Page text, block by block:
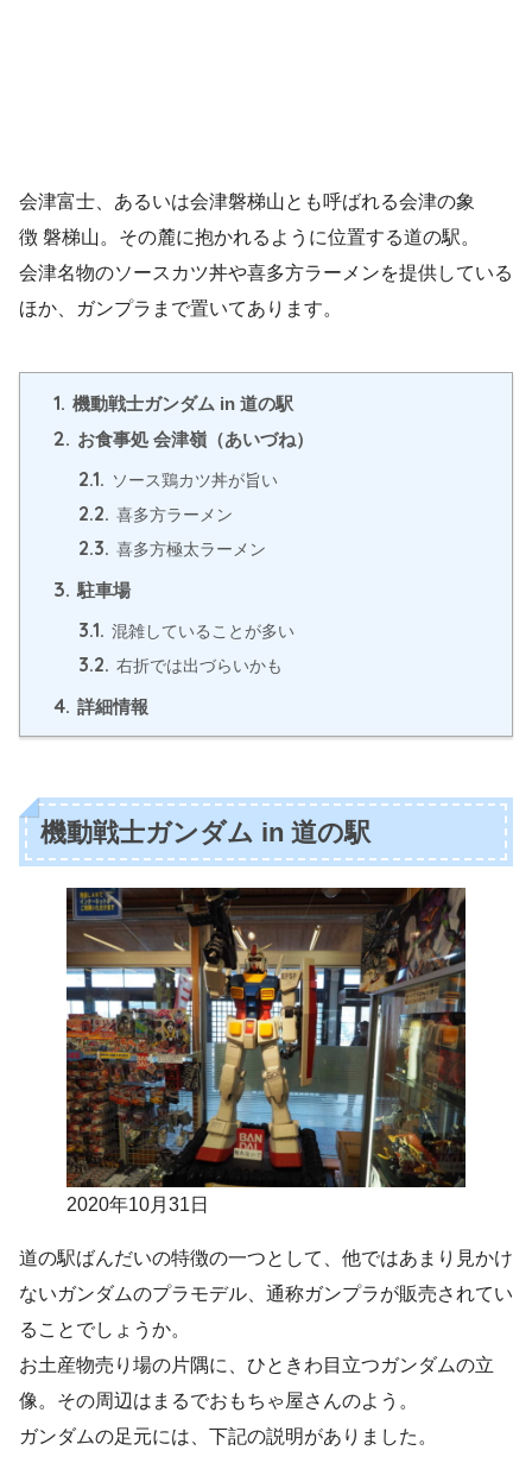
会津富士、あるいは会津磐梯山とも呼ばれる会津の象
徴 磐梯山。その麓に抱かれるように位置する道の駅。
会津名物のソースカツ丼や喜多方ラーメンを提供している
ほか、ガンプラまで置いてあります。
1. 機動戦士ガンダム in 道の駅
2. お食事処 会津嶺（あいづね）
2.1. ソース鶏カツ丼が旨い
2.2. 喜多方ラーメン
2.3. 喜多方極太ラーメン
3. 駐車場
3.1. 混雑していることが多い
3.2. 右折では出づらいかも
4. 詳細情報
機動戦士ガンダム in 道の駅
2020年10月31日
道の駅ばんだいの特徴の一つとして、他ではあまり見かけ
ないガンダムのプラモデル、通称ガンプラが販売されてい
ることでしょうか。
お土産物売り場の片隅に、ひときわ目立つガンダムの立
像。その周辺はまるでおもちゃ屋さんのよう。
ガンダムの足元には、下記の説明がありました。